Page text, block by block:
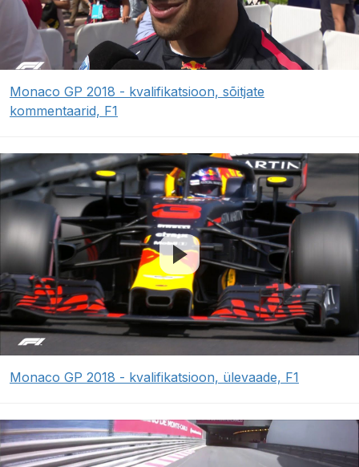
Monaco GP 2018 - kvalifikatsioon, sõitjate
kommentaarid, F1
Monaco GP 2018 - kvalifikatsioon, ülevaade, F1